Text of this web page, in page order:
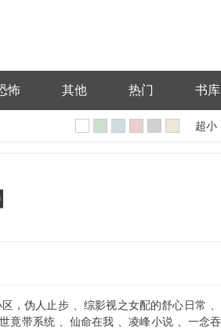
怖 其他 热门 书库
超小
，伪人止步
综影视之女配的舒心日常
竟带系统 仙命在我 凌峰小说
一念吞